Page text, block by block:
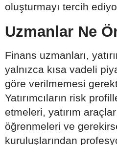
oluşturmayı tercih
Uzmanlar Ne
Finans uzmanları,
yalnızca kısa vadeli
göre verilmemesi
Yatırımcıların risk
etmeleri, yatırım
öğrenmeleri ve
kuruluşlarından